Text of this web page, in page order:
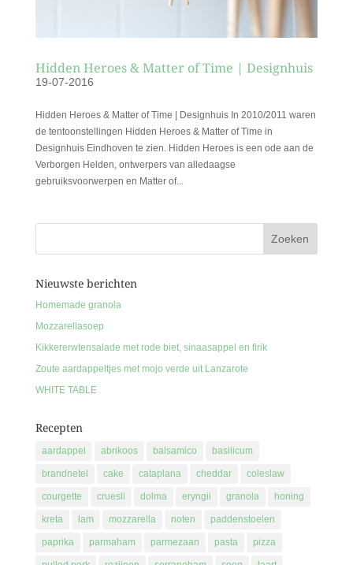
Hidden Heroes & Matter of Time | Designhuis
19-07-2016
Hidden Heroes & Matter of Time | Designhuis In 2010/2011 waren
de tentoonstellingen Hidden Heroes & Matter of Time in
Designhuis Eindhoven te zien. Hidden Heroes is een ode aan de
Verborgen Helden, ontwerpers van alledaagse
gebruiksvoorwerpen en Matter of...
Nieuwste berichten
Homemade granola
Mozzarellasoep
Kikkererwtensalade met rode biet, sinaasappel en firik
Zoute aardappeltjes met mojo verde uit Lanzarote
WHITE TABLE
Recepten
aardappel abrikoos balsamico basilicum
brandnetel cake cataplana cheddar coleslaw
courgette cruesli dolma eryngii granola honing
kreta lam mozzarella noten paddenstoelen
paprika parmaham parmezaan pasta pizza